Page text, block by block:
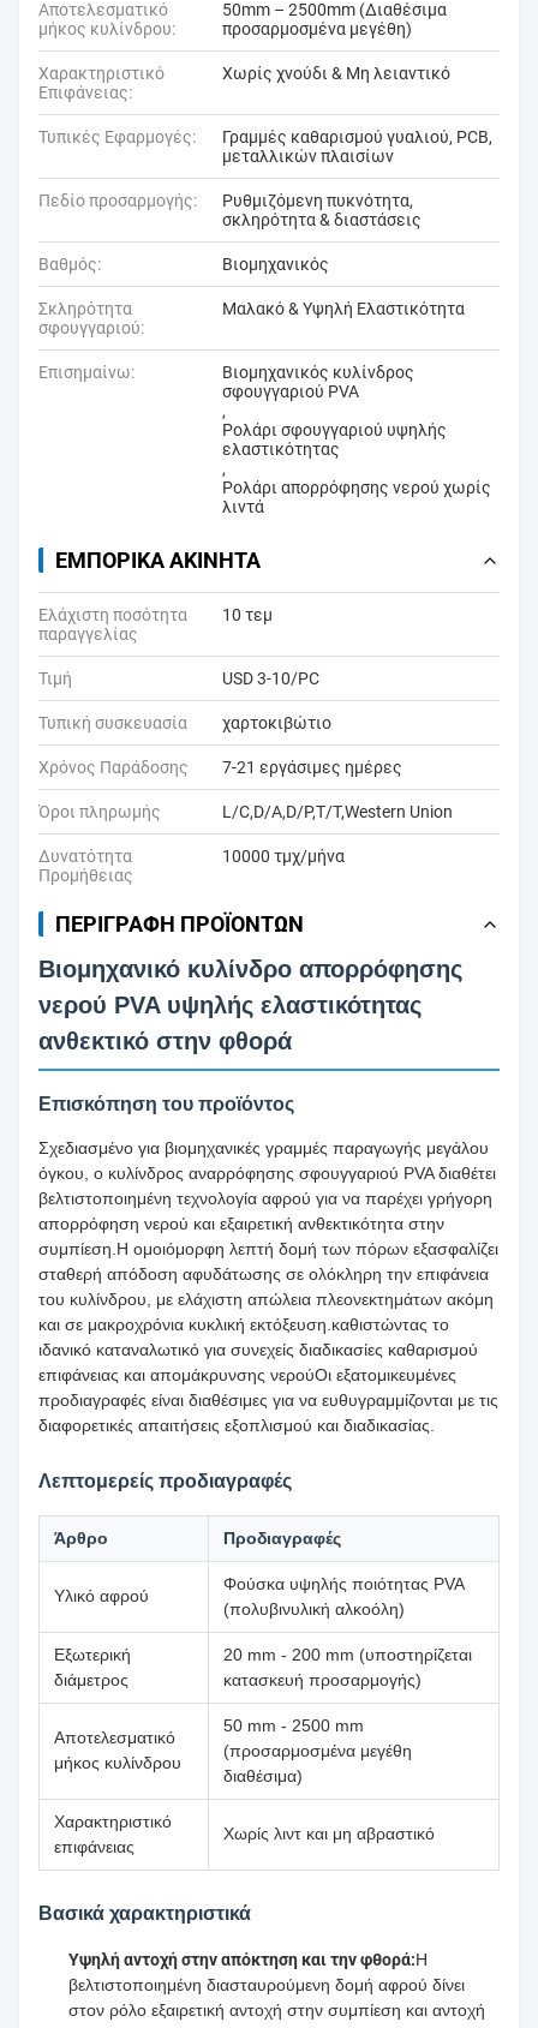
Αποτελεσματικό
μήκος κυλίνδρου:
50mm – 2500mm (Διαθέσιμα
προσαρμοσμένα μεγέθη)
Χαρακτηριστικό
Επιφάνειας:
Χωρίς χνούδι & Μη λειαντικό
Τυπικές Εφαρμογές:
Γραμμές καθαρισμού γυαλιού, PCB,
μεταλλικών πλαισίων
Πεδίο προσαρμογής:
Ρυθμιζόμενη πυκνότητα,
σκληρότητα & διαστάσεις
Βαθμός: Βιομηχανικός
Σκληρότητα
σφουγγαριού:
Μαλακό & Υψηλή Ελαστικότητα
Επισημαίνω:
Βιομηχανικός κυλίνδρος
σφουγγαριού PVA
,
Ρολάρι σφουγγαριού υψηλής
ελαστικότητας
,
Ρολάρι απορρόφησης νερού χωρίς
λιντά
ΕΜΠΟΡΙΚΆ ΑΚΊΝΗΤΑ
Ελάχιστη ποσότητα
παραγγελίας
10 τεμ
Τιμή USD 3-10/PC
Τυπική συσκευασία χαρτοκιβώτιο
Χρόνος Παράδοσης 7-21 εργάσιμες ημέρες
Όροι πληρωμής L/C,D/A,D/P,T/T,Western Union
Δυνατότητα
Προμήθειας
10000 τμχ/μήνα
ΠΕΡΙΓΡΑΦΉ ΠΡΟΪΌΝΤΩΝ
Βιομηχανικό κυλίνδρο απορρόφησης
νερού PVA υψηλής ελαστικότητας
ανθεκτικό στην φθορά
Επισκόπηση του προϊόντος
Σχεδιασμένο για βιομηχανικές γραμμές παραγωγής μεγάλου
όγκου, ο κυλίνδρος αναρρόφησης σφουγγαριού PVA διαθέτει
βελτιστοποιημένη τεχνολογία αφρού για να παρέχει γρήγορη
απορρόφηση νερού και εξαιρετική ανθεκτικότητα στην
συμπίεση.Η ομοιόμορφη λεπτή δομή των πόρων εξασφαλίζει
σταθερή απόδοση αφυδάτωσης σε ολόκληρη την επιφάνεια
του κυλίνδρου, με ελάχιστη απώλεια πλεονεκτημάτων ακόμη
και σε μακροχρόνια κυκλική εκτόξευση.καθιστώντας το
ιδανικό καταναλωτικό για συνεχείς διαδικασίες καθαρισμού
επιφάνειας και απομάκρυνσης νερούΟι εξατομικευμένες
προδιαγραφές είναι διαθέσιμες για να ευθυγραμμίζονται με τις
διαφορετικές απαιτήσεις εξοπλισμού και διαδικασίας.
Λεπτομερείς προδιαγραφές
Άρθρο Προδιαγραφές
Υλικό αφρού
Φούσκα υψηλής ποιότητας PVA
(πολυβινυλική αλκοόλη)
Εξωτερική
διάμετρος
20 mm - 200 mm (υποστηρίζεται
κατασκευή προσαρμογής)
Αποτελεσματικό
μήκος κυλίνδρου
50 mm - 2500 mm
(προσαρμοσμένα μεγέθη
διαθέσιμα)
Χαρακτηριστικό
επιφάνειας
Χωρίς λιντ και μη αβραστικό
Βασικά χαρακτηριστικά
Υψηλή αντοχή στην απόκτηση και την φθορά:Η
βελτιστοποιημένη διασταυρούμενη δομή αφρού δίνει
στον ρόλο εξαιρετική αντοχή στην συμπίεση και αντοχή